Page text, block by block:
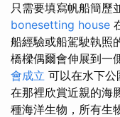
只需要填寫帆船簡歷
bonesetting house
船經驗或船駕駛執照
橋樑偶爾會伸展到一
會成立 可以在水下
在那裡欣賞近親的海
種海洋生物，所有生